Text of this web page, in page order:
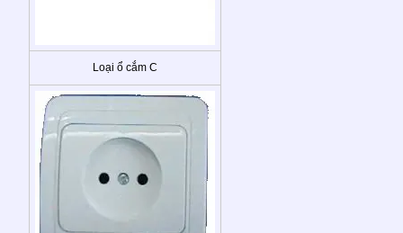
Loại ổ cắm C